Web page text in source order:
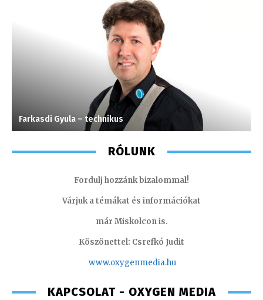
Farkasdi Gyula – technikus
RÓLUNK
Fordulj hozzánk bizalommal!
Várjuk a témákat és információkat
már Miskolcon is.
Köszönettel: Csrefkó Judit
www.oxygenmedia.hu
KAPCSOLAT - OXYGEN MEDIA